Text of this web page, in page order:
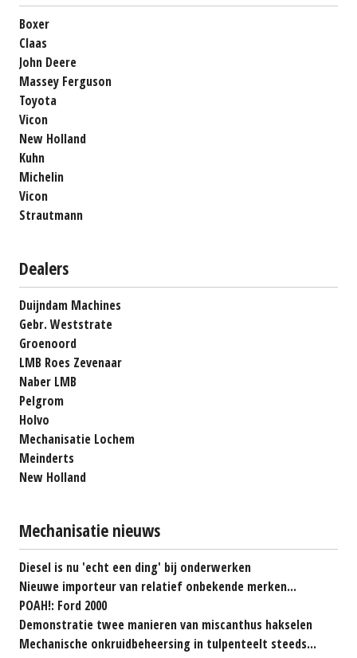
Boxer
Claas
John Deere
Massey Ferguson
Toyota
Vicon
New Holland
Kuhn
Michelin
Vicon
Strautmann
Dealers
Duijndam Machines
Gebr. Weststrate
Groenoord
LMB Roes Zevenaar
Naber LMB
Pelgrom
Holvo
Mechanisatie Lochem
Meinderts
New Holland
Mechanisatie nieuws
Diesel is nu 'echt een ding' bij onderwerken
Nieuwe importeur van relatief onbekende merken...
POAH!: Ford 2000
Demonstratie twee manieren van miscanthus hakselen
Mechanische onkruidbeheersing in tulpenteelt steeds...